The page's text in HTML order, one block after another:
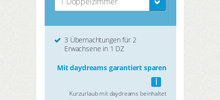
3 Übernachtungen für 2
Erwachsene in 1 DZ
Mit daydreams garantiert sparen
i
Kurzurlaub mit daydreams beinhaltet